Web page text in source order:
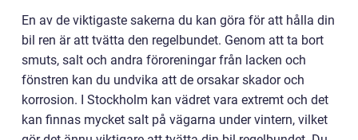
En av de viktigaste sakerna du kan göra för att hålla din
bil ren är att tvätta den regelbundet. Genom att ta bort
smuts, salt och andra föroreningar från lacken och
fönstren kan du undvika att de orsakar skador och
korrosion. I Stockholm kan vädret vara extremt och det
kan finnas mycket salt på vägarna under vintern, vilket